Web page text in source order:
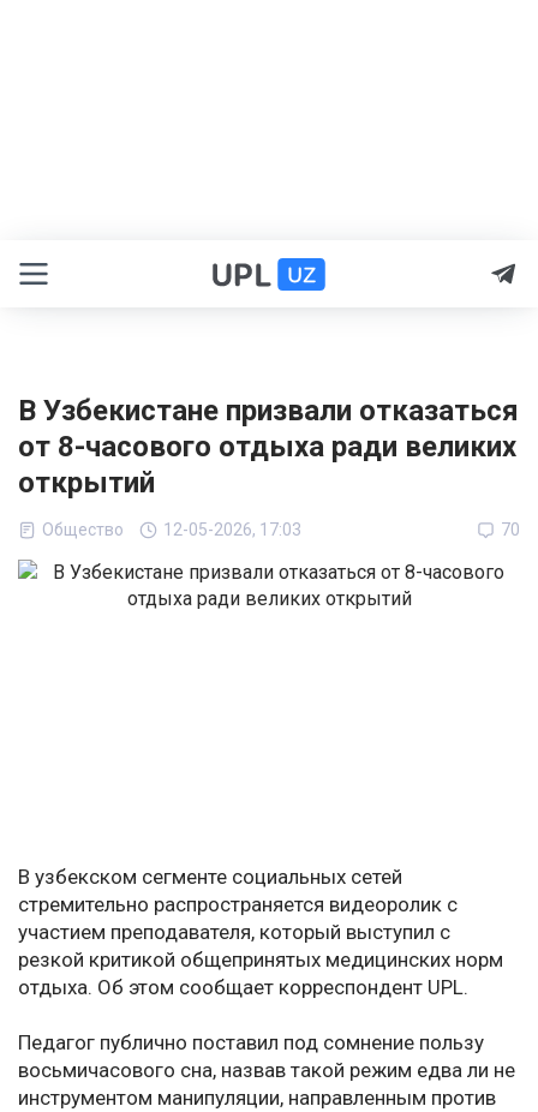
В Узбекистане призвали отказаться
от 8-часового отдыха ради великих
открытий
Общество 12-05-2026, 17:03 70
В узбекском сегменте социальных сетей
стремительно распространяется видеоролик с
участием преподавателя, который выступил с
резкой критикой общепринятых медицинских норм
отдыха. Об этом сообщает корреспондент UPL.
Педагог публично поставил под сомнение пользу
восьмичасового сна, назвав такой режим едва ли не
инструментом манипуляции, направленным против